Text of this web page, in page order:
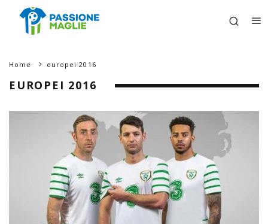
Home europei 2016
EUROPEI 2016